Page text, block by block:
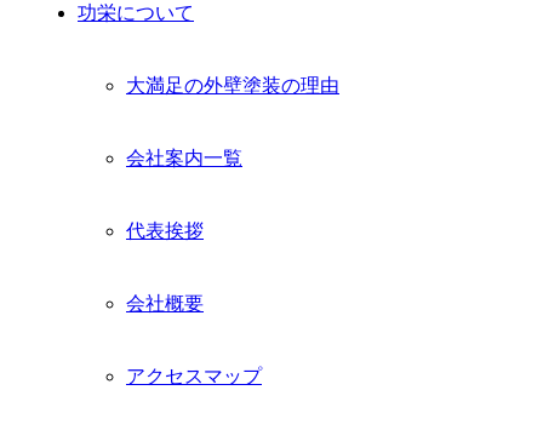
功栄について
大満足の外壁塗装の理由
会社案内一覧
代表挨拶
会社概要
アクセスマップ